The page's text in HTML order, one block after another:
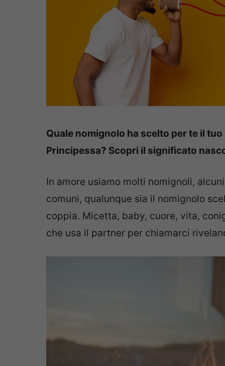
Quale nomignolo ha scelto per te il
Principessa? Scopri il significato
In amore usiamo molti nomignoli,
comuni, qualunque sia il nomignolo
coppia. Micetta, baby, cuore, vita,
che usa il partner per chiamarci